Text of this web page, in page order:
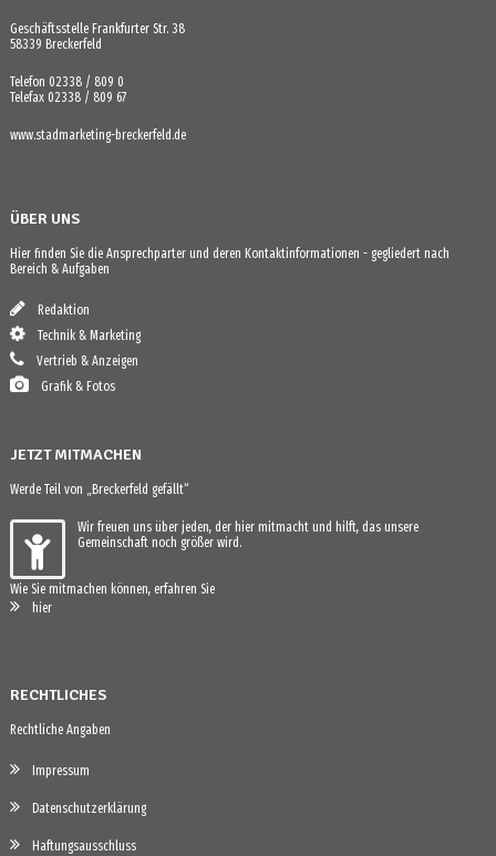
Geschäftsstelle Frankfurter Str. 38
58339 Breckerfeld
Telefon 02338 / 809 0
Telefax 02338 / 809 67
www.stadmarketing-breckerfeld.de
ÜBER UNS
Hier finden Sie die Ansprechparter und deren Kontaktinformationen - gegliedert nach
Bereich & Aufgaben
Redaktion
Technik & Marketing
Vertrieb & Anzeigen
Grafik & Fotos
JETZT MITMACHEN
Werde Teil von „Breckerfeld gefällt“
Wir freuen uns über jeden, der hier mitmacht und hilft, das unsere
Gemeinschaft noch größer wird.
Wie Sie mitmachen können, erfahren Sie
hier
RECHTLICHES
Rechtliche Angaben
Impressum
Datenschutzerklärung
Haftungsausschluss